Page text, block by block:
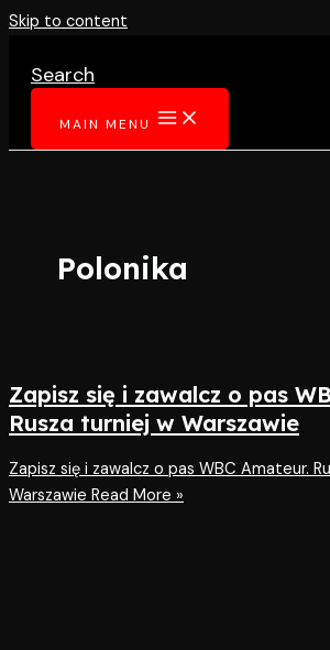
Skip to content
Search
MAIN MENU
Polonika
Zapisz się i zawalcz o pas
Rusza turniej w Warszawie
Zapisz się i zawalcz o pas WBC Amateur.
Warszawie Read More »